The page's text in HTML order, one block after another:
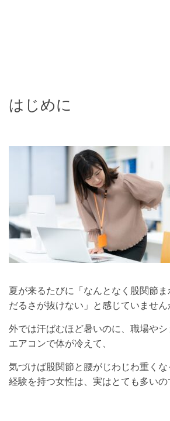
はじめに
夏が来るたびに「なんとなく股関節
だるさが抜けない」と感じていません
外では汗ばむほど暑いのに、職場や
エアコンで体が冷えて、
気づけば股関節と腰がじわじわ重く
経験を持つ女性は、実はとても多いの